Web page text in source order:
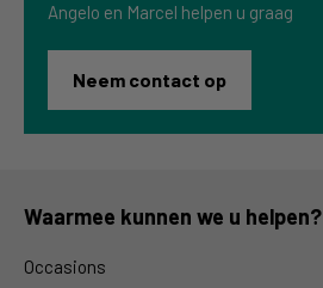
Angelo en Marcel helpen u graag
Neem contact op
Waarmee kunnen we u helpen?
Occasions